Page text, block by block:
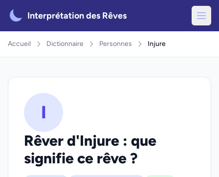
Interprétation des Rêves
Accueil Dictionnaire Personnes Injure
I
Rêver d'Injure : que
signifie ce rêve ?